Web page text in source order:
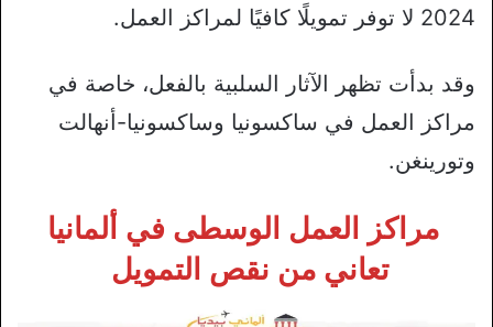
2024 لا توفر تمويلًا كافيًا لمراكز العمل.
وقد بدأت تظهر الآثار السلبية بالفعل، خاصة في
مراكز العمل في ساكسونيا وساكسونيا-أنهالت
وتورينغن.
مراكز العمل الوسطى في ألمانيا
تعاني من نقص التمويل